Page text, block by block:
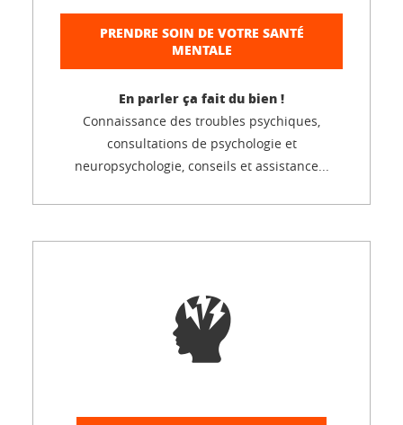
PRENDRE SOIN DE VOTRE SANTÉ
MENTALE
En parler ça fait du bien !
Connaissance des troubles psychiques,
consultations de psychologie et
neuropsychologie, conseils et assistance...